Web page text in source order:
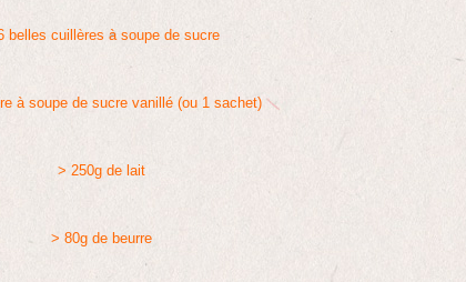
belles cuillères à soupe de sucre
à soupe de sucre vanillé (ou 1 sachet)
> 250g de lait
> 80g de beurre